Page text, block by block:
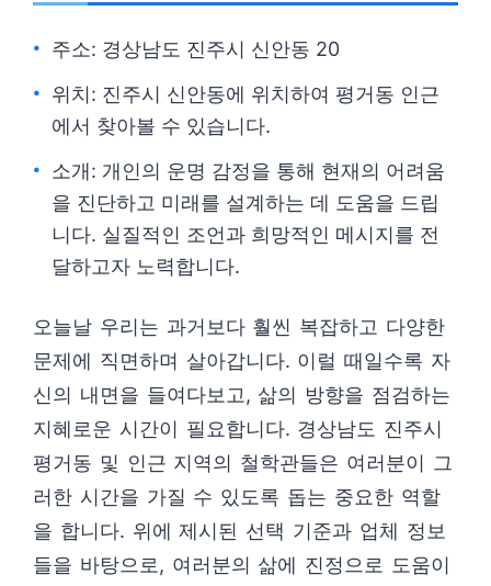
주소: 경상남도 진주시 신안동 20
위치: 진주시 신안동에 위치하여 평거동 인근
에서 찾아볼 수 있습니다.
소개: 개인의 운명 감정을 통해 현재의 어려움
을 진단하고 미래를 설계하는 데 도움을 드립
니다. 실질적인 조언과 희망적인 메시지를 전
달하고자 노력합니다.
오늘날 우리는 과거보다 훨씬 복잡하고 다양한
문제에 직면하며 살아갑니다. 이럴 때일수록 자
신의 내면을 들여다보고, 삶의 방향을 점검하는
지혜로운 시간이 필요합니다. 경상남도 진주시
평거동 및 인근 지역의 철학관들은 여러분이 그
러한 시간을 가질 수 있도록 돕는 중요한 역할
을 합니다. 위에 제시된 선택 기준과 업체 정보
들을 바탕으로, 여러분의 삶에 진정으로 도움이